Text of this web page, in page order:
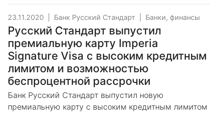
23.11.2020 Банк Русский Стандарт Банки, финансы
Русский Стандарт выпустил
премиальную карту Imperia
Signature Visa с высоким кредитным
лимитом и возможностью
беспроцентной рассрочки
Банк Русский Стандарт выпустил новую
премиальную карту с высоким кредитным лимитом